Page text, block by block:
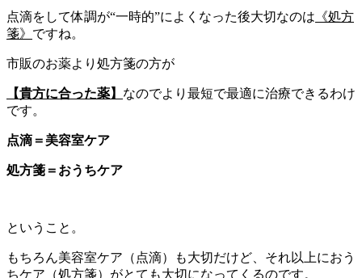
点滴をして体調が“一時的”によくなった後大切なのは 《処方
箋》 ですね。
市販のお薬より処方箋の方が
【貴方に合った薬】 なのでより最短で最適に治療できるわけ
です。
点滴＝美容室ケア
処方箋＝おうちケア
ということ。
もちろん美容室ケア（点滴）も大切だけど、それ以上におう
ちケア（処方箋）がとても大切になってくるのです。